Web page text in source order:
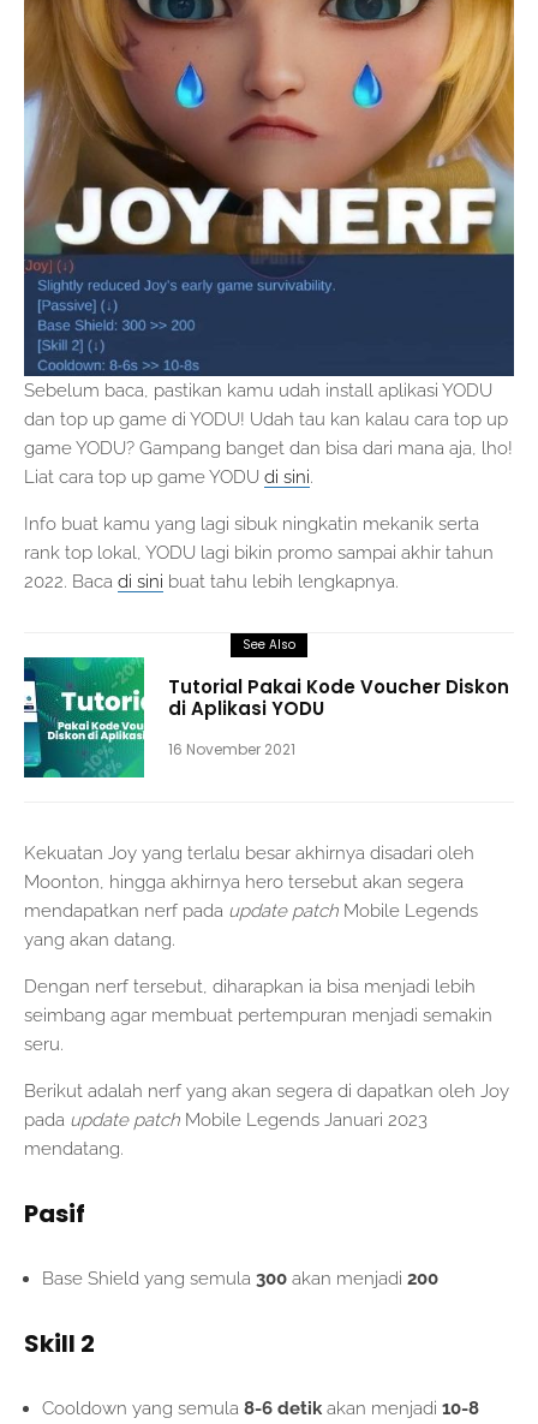
Sebelum baca, pastikan kamu udah install aplikasi YODU
dan top up game di YODU! Udah tau kan kalau cara top up
game YODU? Gampang banget dan bisa dari mana aja, lho!
Liat cara top up game YODU di sini.
Info buat kamu yang lagi sibuk ningkatin mekanik serta
rank top lokal, YODU lagi bikin promo sampai akhir tahun
2022. Baca di sini buat tahu lebih lengkapnya.
See Also
Tutorial Pakai Kode Voucher Diskon
di Aplikasi YODU
16 November 2021
Kekuatan Joy yang terlalu besar akhirnya disadari oleh
Moonton, hingga akhirnya hero tersebut akan segera
mendapatkan nerf pada update patch Mobile Legends
yang akan datang.
Dengan nerf tersebut, diharapkan ia bisa menjadi lebih
seimbang agar membuat pertempuran menjadi semakin
seru.
Berikut adalah nerf yang akan segera di dapatkan oleh Joy
pada update patch Mobile Legends Januari 2023
mendatang.
Pasif
Base Shield yang semula 300 akan menjadi 200
Skill 2
Cooldown yang semula 8-6 detikakan menjadi 10-8